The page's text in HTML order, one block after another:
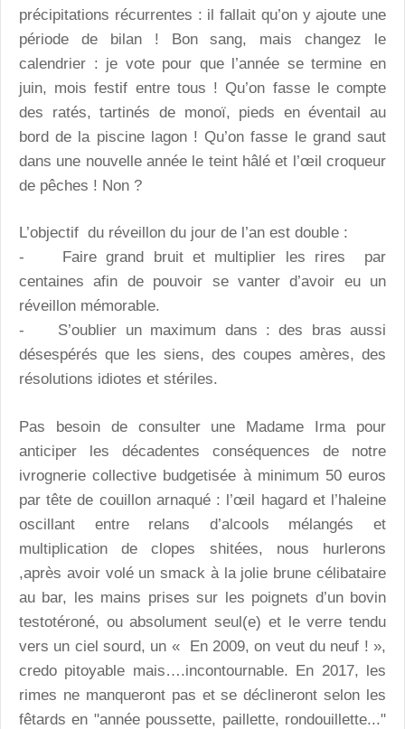
précipitations récurrentes : il fallait qu’on y ajoute une
période de bilan ! Bon sang, mais changez le
calendrier : je vote pour que l’année se termine en
juin, mois festif entre tous ! Qu’on fasse le compte
des ratés, tartinés de monoï, pieds en éventail au
bord de la piscine lagon ! Qu’on fasse le grand saut
dans une nouvelle année le teint hâlé et l’œil croqueur
de pêches ! Non ?
L’objectif du réveillon du jour de l’an est double :
- Faire grand bruit et multiplier les rires par
centaines afin de pouvoir se vanter d’avoir eu un
réveillon mémorable.
- S’oublier un maximum dans : des bras aussi
désespérés que les siens, des coupes amères, des
résolutions idiotes et stériles.
Pas besoin de consulter une Madame Irma pour
anticiper les décadentes conséquences de notre
ivrognerie collective budgetisée à minimum 50 euros
par tête de couillon arnaqué : l’œil hagard et l’haleine
oscillant entre relans d’alcools mélangés et
multiplication de clopes shitées, nous hurlerons
,après avoir volé un smack à la jolie brune célibataire
au bar, les mains prises sur les poignets d’un bovin
testotéroné, ou absolument seul(e) et le verre tendu
vers un ciel sourd, un « En 2009, on veut du neuf ! »,
credo pitoyable mais….incontournable. En 2017, les
rimes ne manqueront pas et se déclineront selon les
fêtards en "année poussette, paillette, rondouillette..."